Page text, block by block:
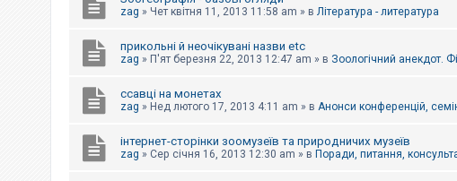
zag » Чет квітня 11, 2013 11:58 am » в Література - литература
прикольні й неочікувані назви etc
zag » П'ят березня 22, 2013 12:47 am » в Зоологічний анекдот.
ссавці на монетах
zag » Нед лютого 17, 2013 4:11 am » в Анонси конференцій,
інтернет-сторінки зоомузеїв та природничих музеїв
zag » Сер січня 16, 2013 12:30 am » в Поради, питання,